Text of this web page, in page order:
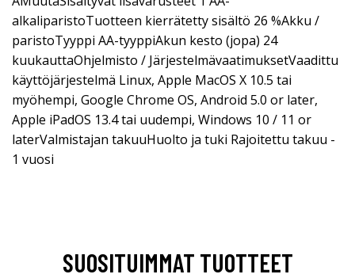
alkaliparistoTuotteen kierrätetty sisältö 26 %Akku /
paristoTyyppi AA-tyyppiAkun kesto (jopa) 24
kuukauttaOhjelmisto / JärjestelmävaatimuksetVaadittu
käyttöjärjestelmä Linux, Apple MacOS X 10.5 tai
myöhempi, Google Chrome OS, Android 5.0 or later,
Apple iPadOS 13.4 tai uudempi, Windows 10 / 11 or
laterValmistajan takuuHuolto ja tuki Rajoitettu takuu -
1 vuosi
SUOSITUIMMAT TUOTTEET